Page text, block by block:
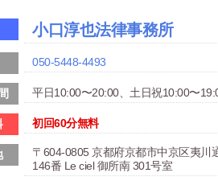
小口淳也法律事務所
050-5448-4493
平日10:00〜20:00、土日祝10:00〜
初回60分無料
〒604-0805 京都府京都市中京区夷川
146番 Le ciel 御所南 301号室